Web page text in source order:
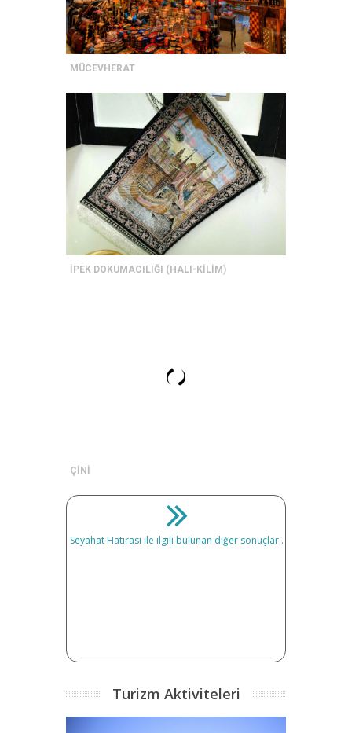
MÜCEVHERAT
İPEK DOKUMACILIĞI (HALI-KİLİM)
ÇİNİ
Seyahat Hatırası ile ilgili bulunan diğer sonuçlar..
Turizm Aktiviteleri